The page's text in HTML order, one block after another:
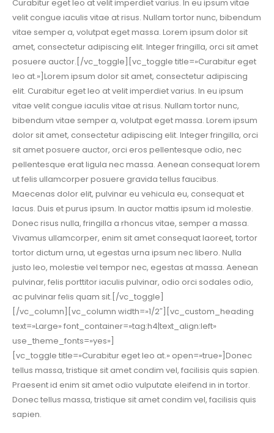
Curabitur eget leo at velit imperdiet varius. In eu ipsum vitae
velit congue iaculis vitae at risus. Nullam tortor nunc, bibendum
vitae semper a, volutpat eget massa. Lorem ipsum dolor sit
amet, consectetur adipiscing elit. Integer fringilla, orci sit amet
posuere auctor.[/vc_toggle][vc_toggle title=»Curabitur eget
leo at.»]Lorem ipsum dolor sit amet, consectetur adipiscing
elit. Curabitur eget leo at velit imperdiet varius. In eu ipsum
vitae velit congue iaculis vitae at risus. Nullam tortor nunc,
bibendum vitae semper a, volutpat eget massa. Lorem ipsum
dolor sit amet, consectetur adipiscing elit. Integer fringilla, orci
sit amet posuere auctor, orci eros pellentesque odio, nec
pellentesque erat ligula nec massa. Aenean consequat lorem
ut felis ullamcorper posuere gravida tellus faucibus.
Maecenas dolor elit, pulvinar eu vehicula eu, consequat et
lacus. Duis et purus ipsum. In auctor mattis ipsum id molestie.
Donec risus nulla, fringilla a rhoncus vitae, semper a massa.
Vivamus ullamcorper, enim sit amet consequat laoreet, tortor
tortor dictum urna, ut egestas urna ipsum nec libero. Nulla
justo leo, molestie vel tempor nec, egestas at massa. Aenean
pulvinar, felis porttitor iaculis pulvinar, odio orci sodales odio,
ac pulvinar felis quam sit.[/vc_toggle]
[/vc_column][vc_column width=»1/2″][vc_custom_heading
text=»Large» font_container=»tag:h4|text_align:left»
use_theme_fonts=»yes»]
[vc_toggle title=»Curabitur eget leo at.» open=»true»]Donec
tellus massa, tristique sit amet condim vel, facilisis quis sapien.
Praesent id enim sit amet odio vulputate eleifend in in tortor.
Donec tellus massa, tristique sit amet condim vel, facilisis quis
sapien.